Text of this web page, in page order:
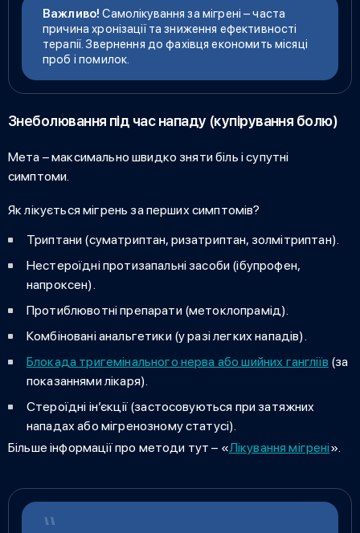
Важливо! Самолікування за мігрені – часта
причина хронізації та зниження ефективності
терапії. Звернення до фахівця економить місяці
проб і помилок.
Знеболювання під час нападу (купірування болю)
Мета – максимально швидко зняти біль і супутні
симптоми.
Як лікується мігрень за перших симптомів?
Триптани (суматриптан, ризатриптан, золмітриптан).
Нестероїдні протизапальні засоби (ібупрофен,
напроксен).
Протиблювотні препарати (метоклопрамід).
Комбіновані анальгетики (у разі легких нападів).
Блокада тригемінального нерва або шийних гангліїв (за
показаннями лікаря).
Стероїдні ін’єкції (застосовуються при затяжних
нападах або мігренозному статусі).
Більше інформації про методи тут – «Лікування мігрені».